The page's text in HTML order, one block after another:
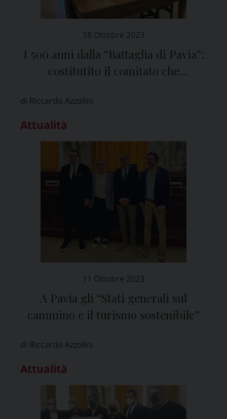
18 Ottobre 2023
I 500 anni dalla “Battaglia di Pavia”:
costitutito il comitato che
di Riccardo Azzolini
Attualità
11 Ottobre 2023
A Pavia gli “Stati generali sul
cammino e il turismo sostenibile”
di Riccardo Azzolini
Attualità